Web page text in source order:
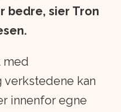
bedre, sier Tron
med
kan
innenfor egne